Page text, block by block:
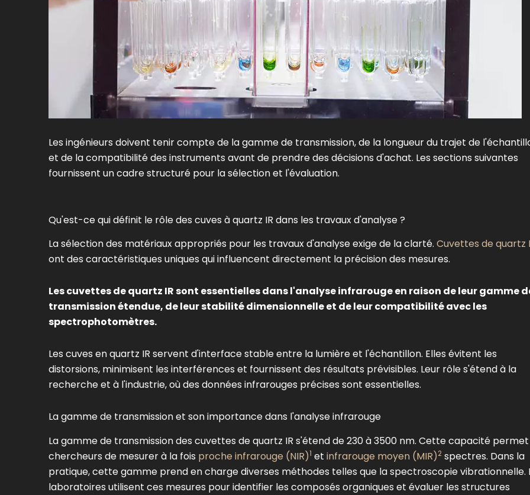
Les ingénieurs doivent tenir compte de la gamme de transmission, de la longueur du trajet de
et de la compatibilité des instruments avant de prendre des décisions d'achat. Les sections suivantes
fournissent un cadre structuré pour la sélection et l'évaluation.
Qu'est-ce qui définit le rôle des cuves à quartz IR dans les travaux d'analyse ?
La sélection des matériaux appropriés pour les travaux d'analyse exige de la clarté. Cuvettes de quartz
ont des caractéristiques uniques qui influencent directement la précision des mesures.
Les cuvettes de quartz IR sont essentielles dans l'analyse infrarouge en raison de leur gamme
transmission étendue, de leur stabilité dimensionnelle et de leur compatibilité avec les
spectrophotomètres.
Les cuves en quartz IR servent d'interface stable entre la lumière et l'échantillon. Elles évitent les
distorsions, minimisent les interférences et fournissent des résultats prévisibles. Leur rôle s'étend à la
recherche et à l'industrie, où des données infrarouges précises sont essentielles.
La gamme de transmission et son importance dans l'analyse infrarouge
La gamme de transmission des cuvettes de quartz IR s'étend de 230 à 3500 nm. Cette capacité
chercheurs de mesurer à la fois proche infrarouge (NIR)1 et infrarouge moyen (MIR)2 spectres. Dans la
pratique, cette gamme prend en charge diverses méthodes telles que la spectroscopie vibrationnelle.
laboratoires utilisent ces mesures pour identifier les composés organiques et évaluer les structures